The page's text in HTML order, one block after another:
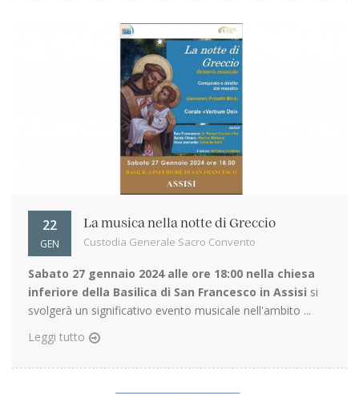
22
GEN
La musica nella notte di Greccio
Custodia Generale Sacro Convento
Sabato 27 gennaio 2024 alle ore 18:00 nella chiesa
inferiore della Basilica di San Francesco in Assisi si
svolgerà un significativo evento musicale nell'ambito ...
Leggi tutto